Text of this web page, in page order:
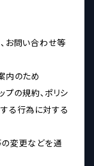
お問い合わせ等
内のため
プの規約、ポリシ
する行為に対する
の変更などを通